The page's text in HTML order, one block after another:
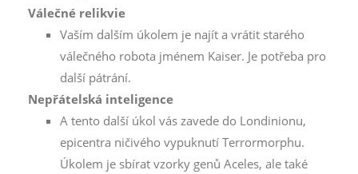
Válečné relikvie
Vaším dalším úkolem je najít a vrátit starého
válečného robota jménem Kaiser. Je potřeba pro
další pátrání.
Nepřátelská inteligence
A tento další úkol vás zavede do Londinionu,
epicentra ničivého vypuknutí Terrormorphu.
Úkolem je sbírat vzorky genů Aceles, ale také